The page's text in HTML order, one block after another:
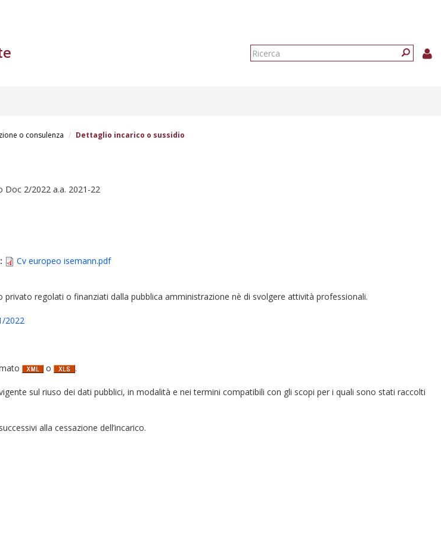
Form
o consulenza Dettaglio incarico o sussidio
Doc 2/2022 a.a. 2021-22
Cv europeo isemann.pdf
regolati o finanziati dalla pubblica amministrazione nè di svolgere attività professionali.
2022
o .
sul riuso dei dati pubblici, in modalità e nei termini compatibili con gli scopi per i quali sono stati raccolti
alla cessazione dell’incarico.